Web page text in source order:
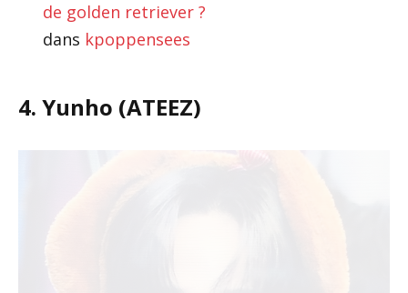
de golden retriever ?
dans kpoppensees
4. Yunho (ATEEZ)